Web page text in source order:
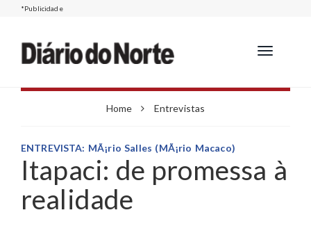
*Publicidade
Toggle
Home Entrevistas
ENTREVISTA: MÃ¡rio Salles (MÃ¡rio Macaco)
Itapaci: de promessa à
realidade